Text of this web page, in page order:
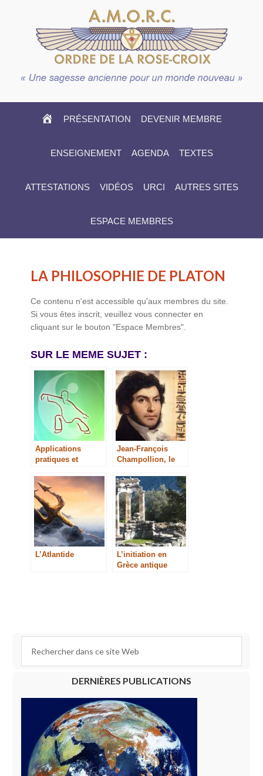
HOME
PRÉSENTATION DEVENIR MEMBRE
ENSEIGNEMENT AGENDA TEXTES
ATTESTATIONS VIDÉOS URCI AUTRES SITES
ESPACE MEMBRES
LA PHILOSOPHIE DE PLATON
Ce contenu n'est accessible qu'aux membres du site.
Si vous êtes inscrit, veuillez vous connecter en
cliquant sur le bouton "Espace Membres".
SUR LE MEME SUJET :
Applications
pratiques et
Gong
Jean-François
Champollion, le
scribes
L’Atlantide
L’initiation en
Grèce antique
DERNIÈRES PUBLICATIONS